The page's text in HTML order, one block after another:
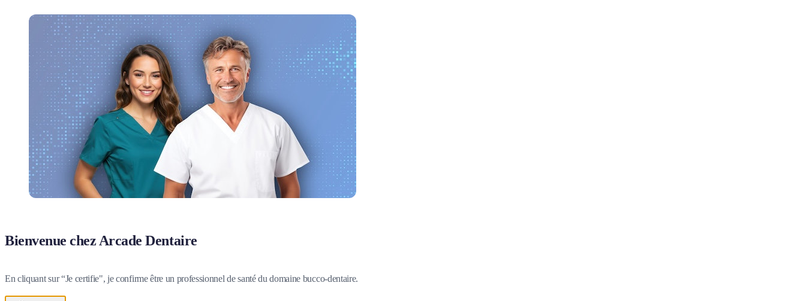
Bienvenue chez Arcade Dentaire
En cliquant sur “Je certifie", je confirme être un professionnel de santé du domaine bucco-dentaire.